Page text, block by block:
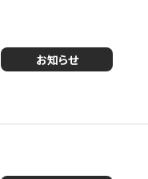
お知らせ